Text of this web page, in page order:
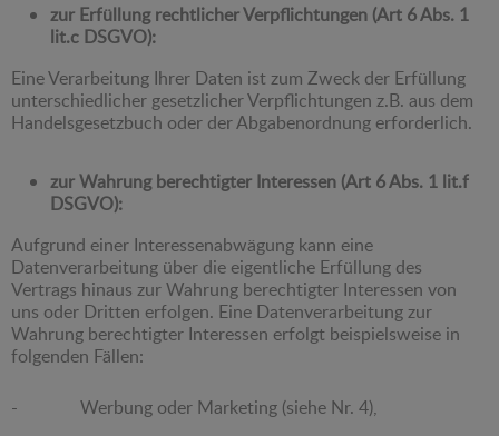
zur Erfüllung rechtlicher Verpflichtungen (Art 6 Abs. 1
lit.c DSGVO):
Eine Verarbeitung Ihrer Daten ist zum Zweck der Erfüllung
unterschiedlicher gesetzlicher Verpflichtungen z.B. aus dem
Handelsgesetzbuch oder der Abgabenordnung erforderlich.
zur Wahrung berechtigter Interessen (Art 6 Abs. 1 lit.f
DSGVO):
Aufgrund einer Interessenabwägung kann eine
Datenverarbeitung über die eigentliche Erfüllung des
Vertrags hinaus zur Wahrung berechtigter Interessen von
uns oder Dritten erfolgen. Eine Datenverarbeitung zur
Wahrung berechtigter Interessen erfolgt beispielsweise in
folgenden Fällen:
- Werbung oder Marketing (siehe Nr. 4),